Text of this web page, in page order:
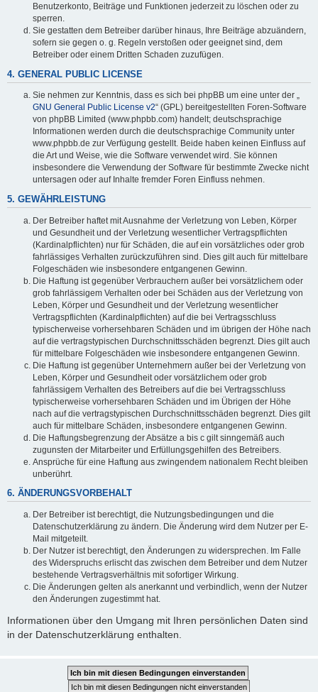
Benutzerkonto, Beiträge und Funktionen jederzeit zu löschen oder zu
sperren.
Sie gestatten dem Betreiber darüber hinaus, Ihre Beiträge abzuändern,
sofern sie gegen o. g. Regeln verstoßen oder geeignet sind, dem
Betreiber oder einem Dritten Schaden zuzufügen.
4. GENERAL PUBLIC LICENSE
Sie nehmen zur Kenntnis, dass es sich bei phpBB um eine unter der „
GNU General Public License v2“ (GPL) bereitgestellten Foren-Software
von phpBB Limited (www.phpbb.com) handelt; deutschsprachige
Informationen werden durch die deutschsprachige Community unter
www.phpbb.de zur Verfügung gestellt. Beide haben keinen Einfluss auf
die Art und Weise, wie die Software verwendet wird. Sie können
insbesondere die Verwendung der Software für bestimmte Zwecke nicht
untersagen oder auf Inhalte fremder Foren Einfluss nehmen.
5. GEWÄHRLEISTUNG
Der Betreiber haftet mit Ausnahme der Verletzung von Leben, Körper
und Gesundheit und der Verletzung wesentlicher Vertragspflichten
(Kardinalpflichten) nur für Schäden, die auf ein vorsätzliches oder grob
fahrlässiges Verhalten zurückzuführen sind. Dies gilt auch für mittelbare
Folgeschäden wie insbesondere entgangenen Gewinn.
Die Haftung ist gegenüber Verbrauchern außer bei vorsätzlichem oder
grob fahrlässigem Verhalten oder bei Schäden aus der Verletzung von
Leben, Körper und Gesundheit und der Verletzung wesentlicher
Vertragspflichten (Kardinalpflichten) auf die bei Vertragsschluss
typischerweise vorhersehbaren Schäden und im übrigen der Höhe nach
auf die vertragstypischen Durchschnittsschäden begrenzt. Dies gilt auch
für mittelbare Folgeschäden wie insbesondere entgangenen Gewinn.
Die Haftung ist gegenüber Unternehmern außer bei der Verletzung von
Leben, Körper und Gesundheit oder vorsätzlichem oder grob
fahrlässigem Verhalten des Betreibers auf die bei Vertragsschluss
typischerweise vorhersehbaren Schäden und im Übrigen der Höhe
nach auf die vertragstypischen Durchschnittsschäden begrenzt. Dies gilt
auch für mittelbare Schäden, insbesondere entgangenen Gewinn.
Die Haftungsbegrenzung der Absätze a bis c gilt sinngemäß auch
zugunsten der Mitarbeiter und Erfüllungsgehilfen des Betreibers.
Ansprüche für eine Haftung aus zwingendem nationalem Recht bleiben
unberührt.
6. ÄNDERUNGSVORBEHALT
Der Betreiber ist berechtigt, die Nutzungsbedingungen und die
Datenschutzerklärung zu ändern. Die Änderung wird dem Nutzer per E-
Mail mitgeteilt.
Der Nutzer ist berechtigt, den Änderungen zu widersprechen. Im Falle
des Widerspruchs erlischt das zwischen dem Betreiber und dem Nutzer
bestehende Vertragsverhältnis mit sofortiger Wirkung.
Die Änderungen gelten als anerkannt und verbindlich, wenn der Nutzer
den Änderungen zugestimmt hat.
Informationen über den Umgang mit Ihren persönlichen Daten sind
in der Datenschutzerklärung enthalten.